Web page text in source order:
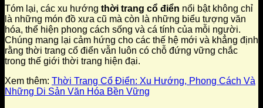
Tóm lại, các xu hướng thời trang cổ điển nổi bật không chỉ
là những món đồ xưa cũ mà còn là những biểu tượng văn
hóa, thể hiện phong cách sống và cá tính của mỗi người.
Chúng mang lại cảm hứng cho các thế hệ mới và khẳng định
rằng thời trang cổ điển vẫn luôn có chỗ đứng vững chắc
trong thế giới thời trang hiện đại.
Xem thêm: Thời Trang Cổ Điển: Xu Hướng, Phong Cách Và
Những Di Sản Văn Hóa Bền Vững